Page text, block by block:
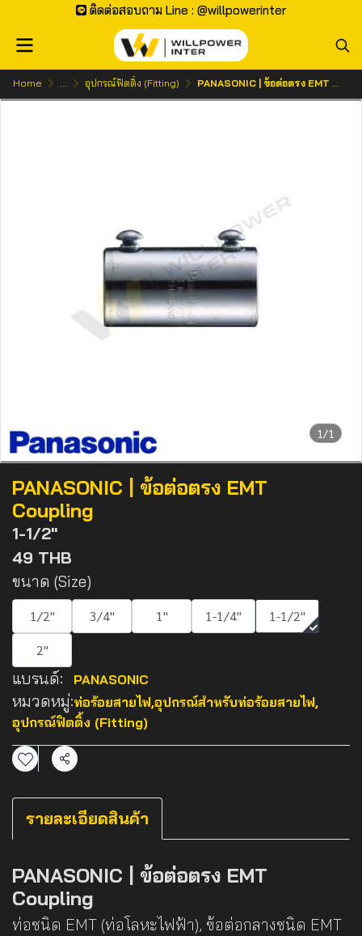
ติดต่อสอบถาม Line : @willpowerinter
Home ... อุปกรณ์ฟิตติ้ง (Fitting) PANASONIC | ข้อต่อตรง EMT Coupling
1/1
PANASONIC | ข้อต่อตรง EMT
Coupling
1-1/2"
49 THB
ขนาด (Size)
1/2" 3/4" 1" 1-1/4"
1-1/2"
2"
แบรนด์: PANASONIC
หมวดหมู่:ท่อร้อยสายไฟ,อุปกรณ์สำหรับท่อร้อยสายไฟ,
อุปกรณ์ฟิตติ้ง (Fitting)
แชร์
รายละเอียดสินค้า
PANASONIC | ข้อต่อตรง EMT
Coupling
ท่อชนิด EMT (ท่อโลหะไฟฟ้า), ข้อต่อกลางชนิด EMT